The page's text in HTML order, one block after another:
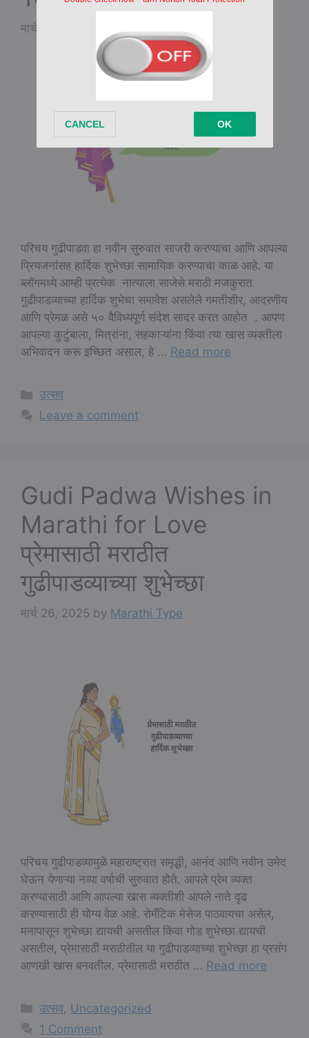
मार्च 26, 2025
परिचय गुढीपाडवा हा नवीन सुरुवात साजरी करण्याचा आणि आपल्या
प्रियजनांसह हार्दिक शुभेच्छा सामायिक करण्याचा काळ आहे. या
ब्लॉगमध्ये आम्ही प्रत्येक नात्याला साजेसे मराठी मजकुरात
गुढीपाडव्याच्या हार्दिक शुभेचा समावेश असलेले गमतीशीर, आदरणीय
आणि प्रेमळ असे ५० वैविध्यपूर्ण संदेश सादर करत आहोत . आपण
आपल्या कुटुंबाला, मित्रांना, सहकाऱ्यांना किंवा त्या खास व्यक्तीला
अभिवादन करू इच्छित असाल, हे … Read more
Categories
उत्सव
Leave a comment
Gudi Padwa Wishes in
Marathi for Love
प्रेमासाठी मराठीत
गुढीपाडव्याच्या शुभेच्छा
मार्च 26, 2025 by Marathi Type
परिचय गुढीपाडव्यामुळे महाराष्ट्रात समृद्धी, आनंद आणि नवीन उमेद
घेऊन येणाऱ्या नव्या वर्षाची सुरुवात होते. आपले प्रेम व्यक्त
करण्यासाठी आणि आपल्या खास व्यक्तीशी आपले नाते दृढ
करण्यासाठी ही योग्य वेळ आहे. रोमँटिक मेसेज पाठवायचा असेल,
मनापासून शुभेच्छा द्यायची असतील किंवा गोड शुभेच्छा द्यायची
असतील, प्रेमासाठी मराठीतील या गुढीपाडव्याच्या शुभेच्छा हा प्रसंग
आणखी खास बनवतील. प्रेमासाठी मराठीत … Read more
Categories
उत्सव, Uncategorized
1 Comment